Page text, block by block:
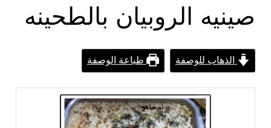
صينيه الروبيان بالطحينه
الذهاب للوصفة طباعة الوصفة